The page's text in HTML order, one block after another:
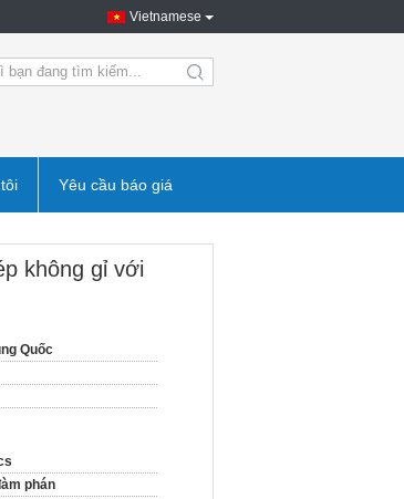
Vietnamese
search
Yêu cầu báo giá
không gỉ với
Quốc
phán